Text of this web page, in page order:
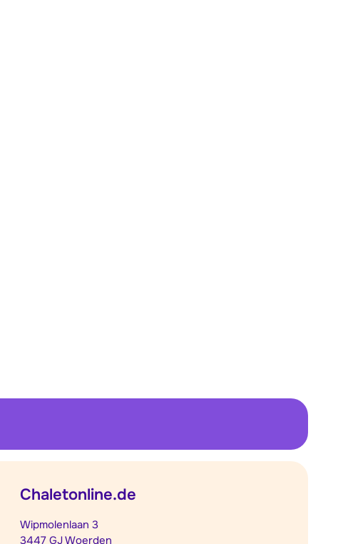
Chaletonline.de
Wipmolenlaan 3
3447 GJ Woerden